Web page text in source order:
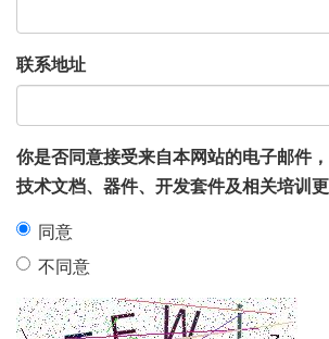
联系地址
你是否同意接受来自本网站的电子邮件
技术文档、器件、开发套件及相关培训
同意
不同意